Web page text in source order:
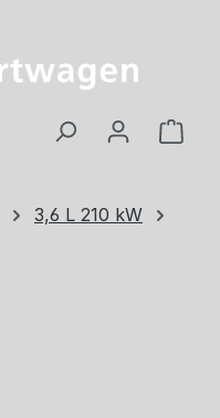
3,6 L 210 kW